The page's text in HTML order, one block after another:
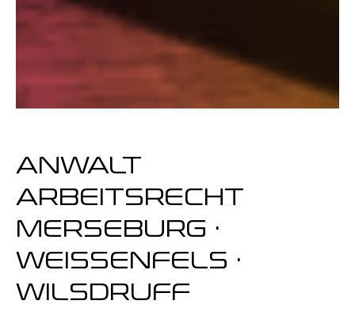
ANWALT
ARBEITSRECHT
MERSEBURG ·
WEISSENFELS · W
ILSDRUFF